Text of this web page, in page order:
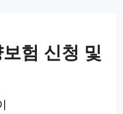
험 신청 및